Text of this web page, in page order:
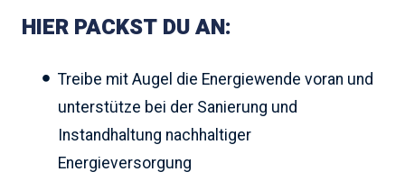
HIER PACKST DU AN:
Treibe mit Augel die Energiewende voran und
unterstütze bei der Sanierung und
Instandhaltung nachhaltiger
Energieversorgung